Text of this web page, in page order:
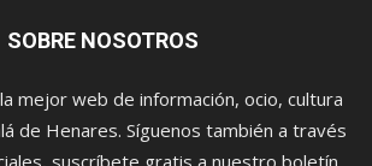
SOBRE NOSOTROS
mejor web de información, ocio, cultura
de Henares. Síguenos también a través
suscríbete gratis a nuestro boletín